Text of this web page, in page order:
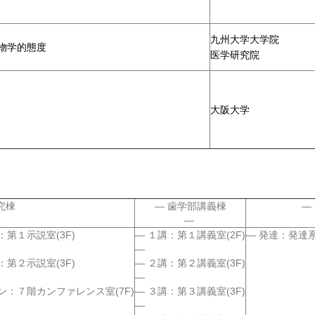
学的態度
九州大学大学院
医学研究院
大阪大学
棟 歯学部講義棟
第１示説室(3F)
第２示説室(3F)
：７階カンファレンス室(7F)
１講：第１講義室(2F)
２講：第２講義室(3F)
３講：第３講義室(3F)
発達：発達